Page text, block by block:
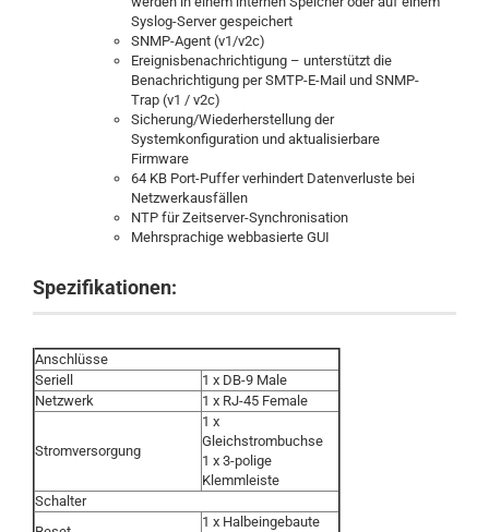
Syslog-Server gespeichert
SNMP-Agent (v1/v2c)
Ereignisbenachrichtigung – unterstützt die
Benachrichtigung per SMTP-E-Mail und SNMP-
Trap (v1 / v2c)
Sicherung/Wiederherstellung der
Systemkonfiguration und aktualisierbare
Firmware
64 KB Port-Puffer verhindert Datenverluste bei
Netzwerkausfällen
NTP für Zeitserver-Synchronisation
Mehrsprachige webbasierte GUI
Spezifikationen:
Anschlüsse
Seriell
1 x DB-9 Male
Netzwerk
1 x RJ-45 Female
Stromversorgung
1 x
Gleichstrombuchse
1 x 3-polige
Klemmleiste
Schalter
1 x Halbeingebaute